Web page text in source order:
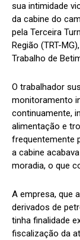
sua intimidade
da cabine do
pela Terceira
Região (TRT-
Trabalho de
O trabalhador
monitoramento
continuamente,
alimentação e
frequentemente
a cabine
moradia, o que
A empresa, que
derivados de
tinha finalidade
fiscalização da